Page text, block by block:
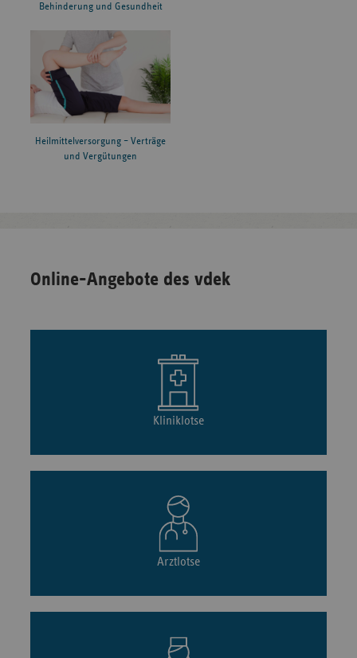
Behinderung und Gesundheit
Heilmittelversorgung – Verträge
und Vergütungen
Online-Angebote des vdek
Kliniklotse
Arztlotse